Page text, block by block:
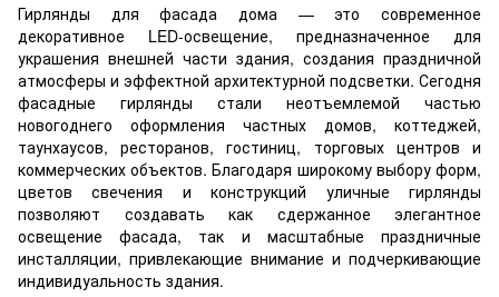
Гирлянды для фасада дома — это современное
декоративное LED-освещение, предназначенное для
украшения внешней части здания, создания праздничной
атмосферы и эффектной архитектурной подсветки. Сегодня
фасадные гирлянды стали неотъемлемой частью
новогоднего оформления частных домов, коттеджей,
таунхаусов, ресторанов, гостиниц, торговых центров и
коммерческих объектов. Благодаря широкому выбору форм,
цветов свечения и конструкций уличные гирлянды
позволяют создавать как сдержанное элегантное
освещение фасада, так и масштабные праздничные
инсталляции, привлекающие внимание и подчеркивающие
индивидуальность здания.